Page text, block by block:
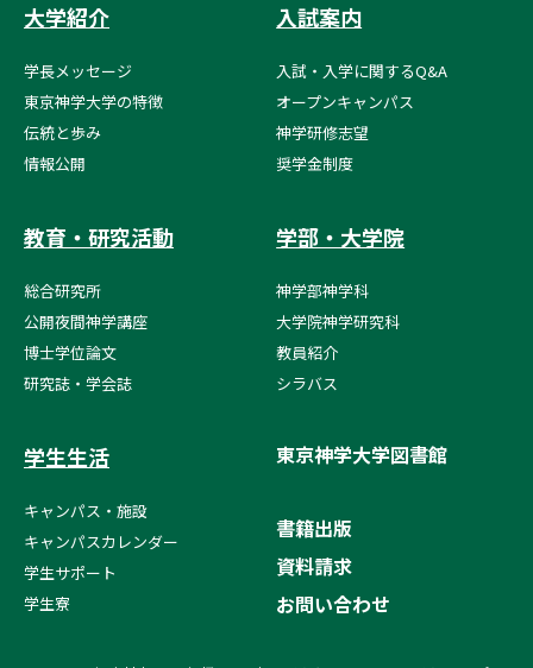
大学紹介
学長メッセージ
東京神学大学の特徴
伝統と歩み
情報公開
入試案内
入試・入学に関するQ&A
オープンキャンパス
神学研修志望
奨学金制度
教育・研究活動
総合研究所
公開夜間神学講座
博士学位論文
研究誌・学会誌
学部・大学院
神学部神学科
大学院神学研究科
教員紹介
シラバス
学生生活
キャンパス・施設
キャンパスカレンダー
学生サポート
学生寮
東京神学大学図書館
書籍出版
資料請求
お問い合わせ